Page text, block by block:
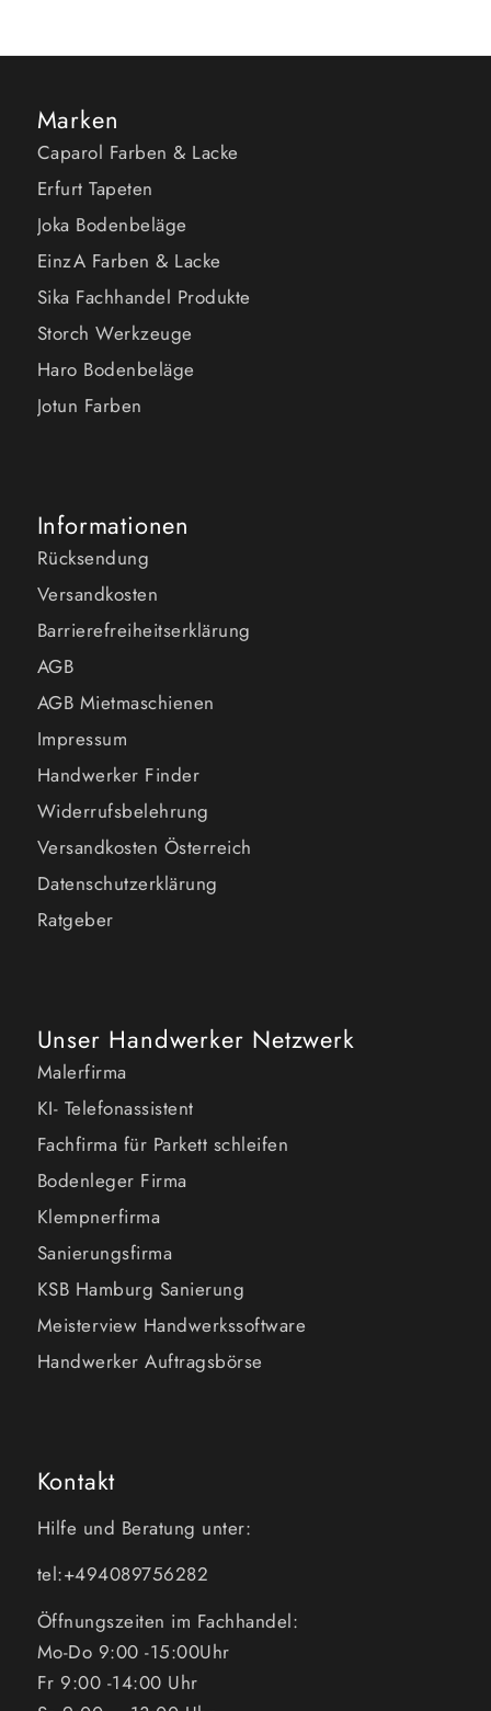
Marken
Caparol Farben & Lacke
Erfurt Tapeten
Joka Bodenbeläge
EinzA Farben & Lacke
Sika Fachhandel Produkte
Storch Werkzeuge
Haro Bodenbeläge
Jotun Farben
Informationen
Rücksendung
Versandkosten
Barrierefreiheitserklärung
AGB
AGB Mietmaschienen
Impressum
Handwerker Finder
Widerrufsbelehrung
Versandkosten Österreich
Datenschutzerklärung
Ratgeber
Unser Handwerker Netzwerk
Malerfirma
KI- Telefonassistent
Fachfirma für Parkett schleifen
Bodenleger Firma
Klempnerfirma
Sanierungsfirma
KSB Hamburg Sanierung
Meisterview Handwerkssoftware
Handwerker Auftragsbörse
Kontakt
Hilfe und Beratung unter:
tel:+494089756282
Öffnungszeiten im Fachhandel:
Mo-Do 9:00 -15:00Uhr
Fr 9:00 -14:00 Uhr